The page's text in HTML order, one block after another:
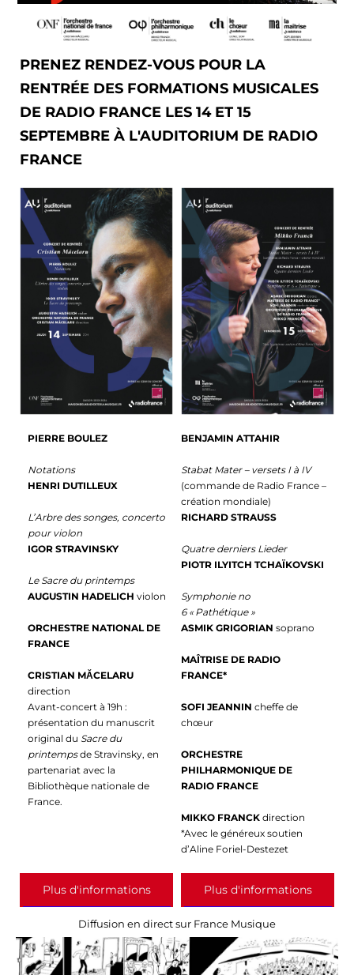
PRENEZ RENDEZ-VOUS POUR LA
RENTRÉE DES FORMATIONS MUSICALES
DE RADIO FRANCE LES 14 ET 15
SEPTEMBRE À L'AUDITORIUM DE RADIO
FRANCE
PIERRE BOULEZ
Notations
HENRI DUTILLEUX
L’Arbre des songes, concerto
pour violon
IGOR STRAVINSKY
Le Sacre du printemps
AUGUSTIN HADELICH violon
ORCHESTRE NATIONAL DE
FRANCE
CRISTIAN MĂCELARU
direction
Avant-concert à 19h :
présentation du manuscrit
original du Sacre du
printempsde Stravinsky, en
partenariat avec la
Bibliothèque nationale de
France.
BENJAMIN ATTAHIR
Stabat Mater – versets I à IV
(commande de Radio France –
création mondiale)
RICHARD STRAUSS
Quatre derniers Lieder
PIOTR ILYITCH TCHAÏKOVSKI
Symphonie no
6 « Pathétique »
ASMIK GRIGORIAN soprano
MAÎTRISE DE RADIO
FRANCE*
SOFI JEANNIN cheffe de
chœur
ORCHESTRE
PHILHARMONIQUE DE
RADIO FRANCE
MIKKO FRANCK direction
*Avec le généreux soutien
d’Aline Foriel-Destezet
Plus d'informations Plus d'informations
Diffusion en direct sur France Musique